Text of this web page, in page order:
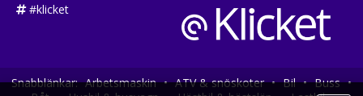
#klicket
Snabblänkar: Arbetsmaskin • ATV & snöskoter • Bil • Buss •